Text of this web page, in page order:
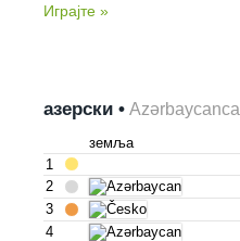
Играјте »
азерски • Azərbaycanca
земља
1
2
3
4